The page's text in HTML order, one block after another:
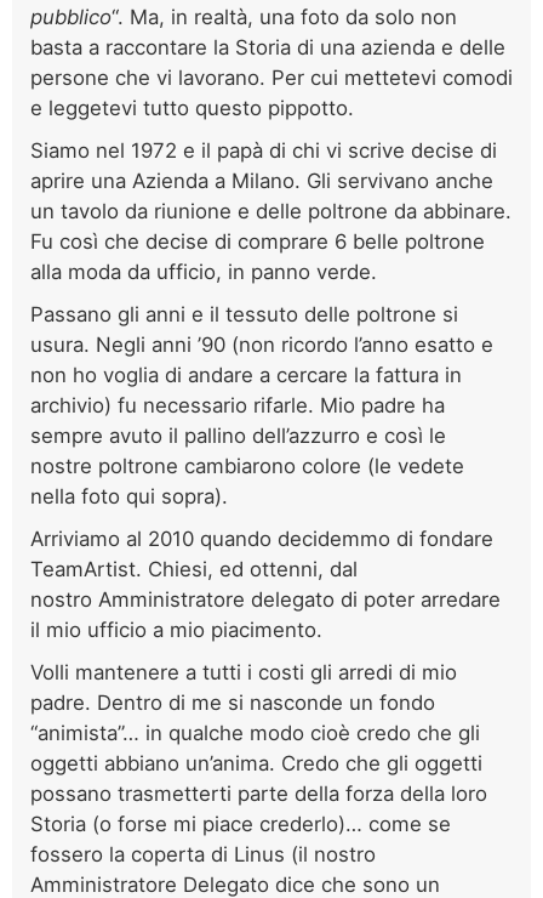
pubblico“. Ma, in realtà, una foto da solo non
basta a raccontare la Storia di una azienda e delle
persone che vi lavorano. Per cui mettetevi comodi
e leggetevi tutto questo pippotto.
Siamo nel 1972 e il papà di chi vi scrive decise di
aprire una Azienda a Milano. Gli servivano anche
un tavolo da riunione e delle poltrone da abbinare.
Fu così che decise di comprare 6 belle poltrone
alla moda da ufficio, in panno verde.
Passano gli anni e il tessuto delle poltrone si
usura. Negli anni ’90 (non ricordo l’anno esatto e
non ho voglia di andare a cercare la fattura in
archivio) fu necessario rifarle. Mio padre ha
sempre avuto il pallino dell’azzurro e così le
nostre poltrone cambiarono colore (le vedete
nella foto qui sopra).
Arriviamo al 2010 quando decidemmo di fondare
TeamArtist. Chiesi, ed ottenni, dal
nostro Amministratore delegato di poter arredare
il mio ufficio a mio piacimento.
Volli mantenere a tutti i costi gli arredi di mio
padre. Dentro di me si nasconde un fondo
“animista”… in qualche modo cioè credo che gli
oggetti abbiano un’anima. Credo che gli oggetti
possano trasmetterti parte della forza della loro
Storia (o forse mi piace crederlo)… come se
fossero la coperta di Linus (il nostro
Amministratore Delegato dice che sono un